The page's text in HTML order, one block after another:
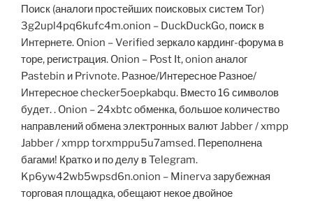
Поиск (аналоги простейших поисковых систем Tor)
3g2upl4pq6kufc4m.onion – DuckDuckGo, поиск в
Интернете. Onion – Verified зеркало кардинг-форума в
торе, регистрация. Onion – Post It, onion аналог
Pastebin и Privnote. Разное/Интересное Разное/
Интересное checker5oepkabqu. Вместо 16 символов
будет. . Onion – 24xbtc обменка, большое количество
направлений обмена электронных валют Jabber / xmpp
Jabber / xmpp torxmppu5u7amsed. Переполнена
багами! Кратко и по делу в Telegram.
Kp6yw42wb5wpsd6n.onion – Minerva зарубежная
торговая площадка, обещают некое двойное